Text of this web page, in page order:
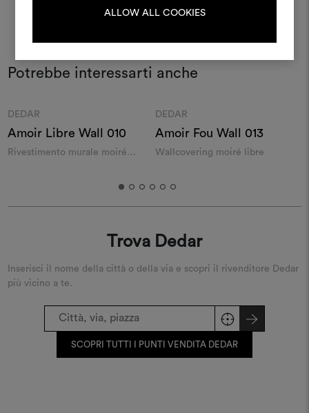
ALLOW ALL COOKIES
Potrebbe interessarti anche
DEDAR
Amoir Libre Wall 010
Rivestimento murale moiré
DEDAR
Amoir Fou Wall 013
Wallcovering moiré libre
Trova Dedar
Inserisci il nome della città o della via e scopri il rivenditore Dedar
più vicino a te.
SCOPRI TUTTI I PUNTI VENDITA DEDAR
REGISTRATI